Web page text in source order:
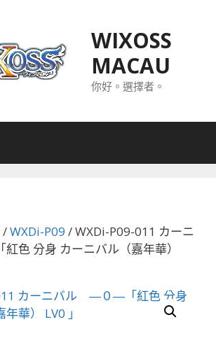
WIXOSS
MACAU
你好。選擇者。
/WXDi-P09 / WXDi-P09-011 カーニ
分身 カーニバル（嘉年華）